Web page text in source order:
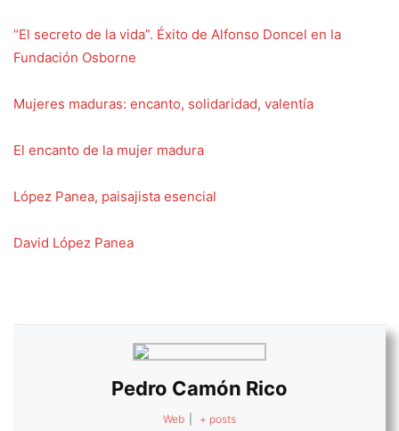
“El secreto de la vida”. Éxito de Alfonso Doncel en la
Fundación Osborne
Mujeres maduras: encanto, solidaridad, valentía
El encanto de la mujer madura
López Panea, paisajista esencial
David López Panea
Pedro Camón Rico
Web + posts